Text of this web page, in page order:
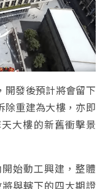
開發後預計將會留下
除重建為大樓，亦即
大樓的新舊衝擊景
始動工興建，整體
與轄下的四大期證